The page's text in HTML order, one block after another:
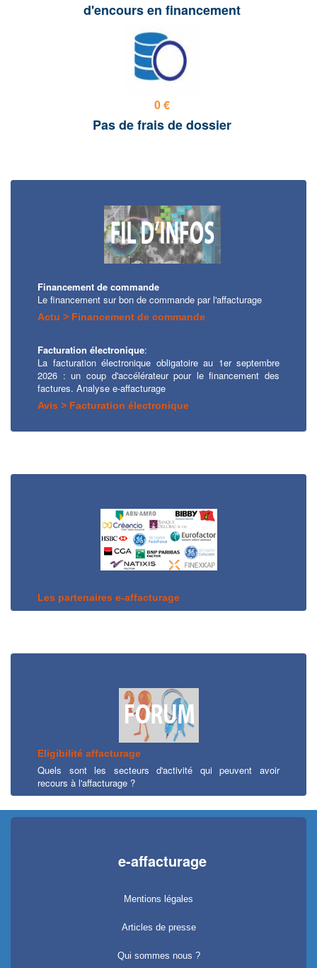
d'encours en financement
0 €
Pas de frais de dossier
Financement de commande
Le financement sur bon de commande par l'affacturage
Actu > Financement de commande
Facturation électronique:
La facturation électronique obligatoire au 1er septembre
2026 : un coup d'accélérateur pour le financement des
factures. Analyse e-affacturage
Avis > Facturation électronique
Les partenaires e-affacturage
Eligibilité affacturage
Quels sont les secteurs d'activité qui peuvent avoir
recours à l'affacturage ?
e-affacturage
Mentions légales
Articles de presse
Qui sommes nous ?